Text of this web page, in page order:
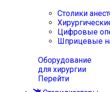
Столики
Цифровые
Шприцевые
Оборудование
для хирургии
Перейти